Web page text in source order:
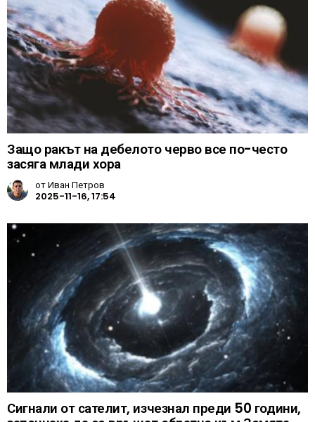
Защо ракът на дебелото черво все по-често
засяга млади хора
отИван Петров
2025-11-16, 17:54
Сигнали от сателит, изчезнал преди 50 години,